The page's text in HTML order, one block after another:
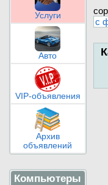
Услуги
Авто
VIP-объявления
Архив
объявлений
Компьютеры
с